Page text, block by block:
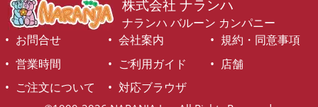
株式会社 ナランハ
ナランハ バルーン カンパニー
お問合せ
会社案内
規約・同意事項
営業時間
ご利用ガイド
店舗
ご注文について
対応ブラウザ